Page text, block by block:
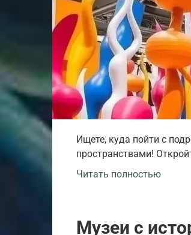
Ищете, куда пойти с
пространствами!
Читать полностью
Музеи с